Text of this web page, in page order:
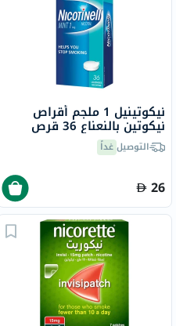
نيكوتينيل 1 ملجم أقراص
نيكوتين بالنعناع 36 قرص
التوصيلغداً
26